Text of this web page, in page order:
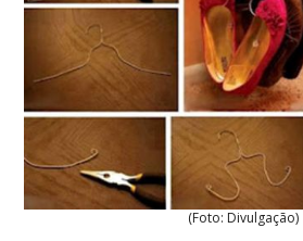
(Foto: Divulgação)